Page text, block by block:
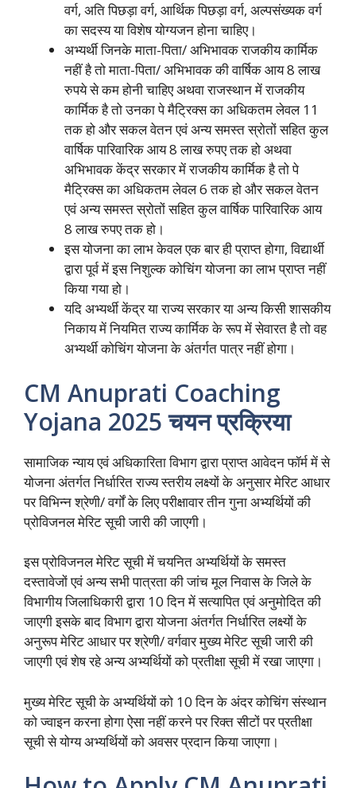
वर्ग, अति पिछड़ा वर्ग, आर्थिक पिछड़ा वर्ग, अल्पसंख्यक वर्ग
का सदस्य या विशेष योग्यजन होना चाहिए।
अभ्यर्थी जिनके माता-पिता/ अभिभावक राजकीय कार्मिक
नहीं है तो माता-पिता/ अभिभावक की वार्षिक आय 8 लाख
रुपये से कम होनी चाहिए अथवा राजस्थान में राजकीय
कार्मिक है तो उनका पे मैट्रिक्स का अधिकतम लेवल 11
तक हो और सकल वेतन एवं अन्य समस्त स्रोतों सहित कुल
वार्षिक पारिवारिक आय 8 लाख रुपए तक हो अथवा
अभिभावक केंद्र सरकार में राजकीय कार्मिक है तो पे
मैट्रिक्स का अधिकतम लेवल 6 तक हो और सकल वेतन
एवं अन्य समस्त स्रोतों सहित कुल वार्षिक पारिवारिक आय
8 लाख रुपए तक हो।
इस योजना का लाभ केवल एक बार ही प्राप्त होगा, विद्यार्थी
द्वारा पूर्व में इस निशुल्क कोचिंग योजना का लाभ प्राप्त नहीं
किया गया हो।
यदि अभ्यर्थी केंद्र या राज्य सरकार या अन्य किसी शासकीय
निकाय में नियमित राज्य कार्मिक के रूप में सेवारत है तो वह
अभ्यर्थी कोचिंग योजना के अंतर्गत पात्र नहीं होगा।
CM Anuprati Coaching
Yojana 2025 चयन प्रक्रिया
सामाजिक न्याय एवं अधिकारिता विभाग द्वारा प्राप्त आवेदन फॉर्म में से
योजना अंतर्गत निर्धारित राज्य स्तरीय लक्ष्यों के अनुसार मेरिट आधार
पर विभिन्न श्रेणी/ वर्गों के लिए परीक्षावार तीन गुना अभ्यर्थियों की
प्रोविजनल मेरिट सूची जारी की जाएगी।
इस प्रोविजनल मेरिट सूची में चयनित अभ्यर्थियों के समस्त
दस्तावेजों एवं अन्य सभी पात्रता की जांच मूल निवास के जिले के
विभागीय जिलाधिकारी द्वारा 10 दिन में सत्यापित एवं अनुमोदित की
जाएगी इसके बाद विभाग द्वारा योजना अंतर्गत निर्धारित लक्ष्यों के
अनुरूप मेरिट आधार पर श्रेणी/ वर्गवार मुख्य मेरिट सूची जारी की
जाएगी एवं शेष रहे अन्य अभ्यर्थियों को प्रतीक्षा सूची में रखा जाएगा।
मुख्य मेरिट सूची के अभ्यर्थियों को 10 दिन के अंदर कोचिंग संस्थान
को ज्वाइन करना होगा ऐसा नहीं करने पर रिक्त सीटों पर प्रतीक्षा
सूची से योग्य अभ्यर्थियों को अवसर प्रदान किया जाएगा।